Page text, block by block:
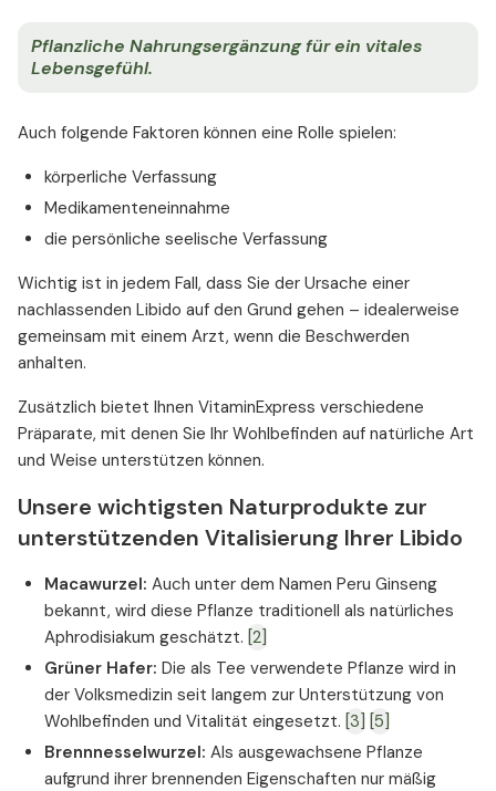
Pflanzliche Nahrungsergänzung für ein vitales
Lebensgefühl.
Auch folgende Faktoren können eine Rolle spielen:
körperliche Verfassung
Medikamenteneinnahme
die persönliche seelische Verfassung
Wichtig ist in jedem Fall, dass Sie der Ursache einer
nachlassenden Libido auf den Grund gehen – idealerweise
gemeinsam mit einem Arzt, wenn die Beschwerden
anhalten.
Zusätzlich bietet Ihnen VitaminExpress verschiedene
Präparate, mit denen Sie Ihr Wohlbefinden auf natürliche Art
und Weise unterstützen können.
Unsere wichtigsten Naturprodukte zur
unterstützenden Vitalisierung Ihrer Libido
Macawurzel: Auch unter dem Namen Peru Ginseng
bekannt, wird diese Pflanze traditionell als natürliches
Aphrodisiakum geschätzt. [2]
Grüner Hafer: Die als Tee verwendete Pflanze wird in
der Volksmedizin seit langem zur Unterstützung von
Wohlbefinden und Vitalität eingesetzt. [3]
[5]
Brennnesselwurzel: Als ausgewachsene Pflanze
aufgrund ihrer brennenden Eigenschaften nur mäßig